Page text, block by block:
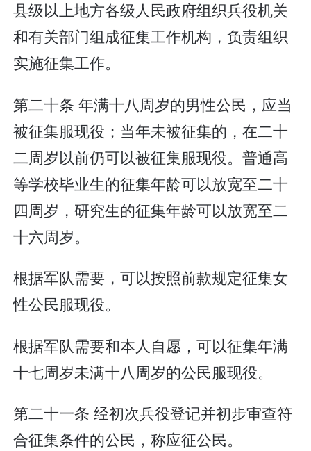
县级以上地方各级人民政府组织兵役机关
和有关部门组成征集工作机构，负责组织
实施征集工作。
第二十条 年满十八周岁的男性公民，应当
被征集服现役；当年未被征集的，在二十
二周岁以前仍可以被征集服现役。普通高
等学校毕业生的征集年龄可以放宽至二十
四周岁，研究生的征集年龄可以放宽至二
十六周岁。
根据军队需要，可以按照前款规定征集女
性公民服现役。
根据军队需要和本人自愿，可以征集年满
十七周岁未满十八周岁的公民服现役。
第二十一条 经初次兵役登记并初步审查符
合征集条件的公民，称应征公民。